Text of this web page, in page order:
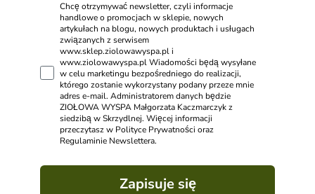
Chcę otrzymywać newsletter, czyli informacje
handlowe o promocjach w sklepie, nowych
artykułach na blogu, nowych produktach i usługach
związanych z serwisem
www.sklep.ziolowawyspa.pl i
www.ziolowawyspa.pl Wiadomości będą wysyłane
w celu marketingu bezpośredniego do realizacji,
którego zostanie wykorzystany podany przeze mnie
adres e-mail. Administratorem danych będzie
ZIOŁOWA WYSPA Małgorzata Kaczmarczyk z
siedzibą w Skrzydlnej. Więcej informacji
przeczytasz w Polityce Prywatności oraz
Regulaminie Newslettera.
Zapisuje się